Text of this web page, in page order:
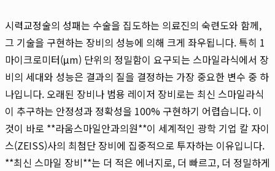
시력교정술의 성패는 수술을 집도하는 의료진의 숙련도와 함께,
그 기술을 구현하는 장비의 성능에 의해 크게 좌우됩니다. 특히 1
마이크로미터(μm) 단위의 정밀함이 요구되는 스마일라식에서 장
비의 세대와 성능은 결과의 질을 결정하는 가장 중요한 변수 중 하
나입니다. 오래된 장비나 범용 레이저 장비로는 최신 스마일라식
이 추구하는 안정성과 정확성을 100% 구현하기 어렵습니다. 이
것이 바로 **라움스마일안과의원**이 세계적인 광학 기업 칼 자이
스(ZEISS)사의 최첨단 장비에 집중적으로 투자하는 이유입니다.
**최신 스마일 장비**는 더 적은 에너지로, 더 빠르고, 더 정밀하게